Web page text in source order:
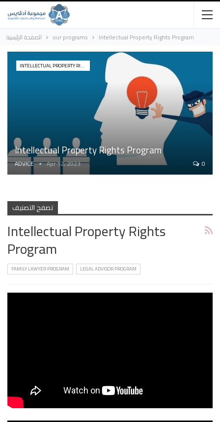
الصفحة الرئيسية our programs Intellectual Property Rights Program
INTELLECTUAL PROPERTY RIGHTS PROGRAM
Intellectual Property Rights Program
ADVICE Apr 12, 2023 0
تصفح التصنيف
Intellectual Property Rights
Program
FAMILY LAWYER PROGRAM LEGAL ADVISOR PROGRAM